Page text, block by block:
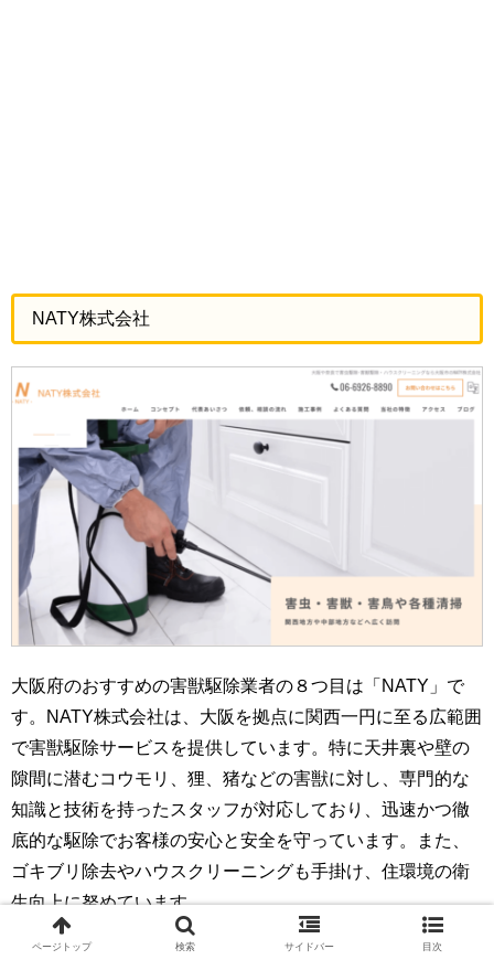
NATY株式会社
大阪府のおすすめの害獣駆除業者の８つ目は「NATY」で
す。NATY株式会社は、大阪を拠点に関西一円に至る広範囲
で害獣駆除サービスを提供しています。特に天井裏や壁の
隙間に潜むコウモリ、狸、猪などの害獣に対し、専門的な
知識と技術を持ったスタッフが対応しており、迅速かつ徹
底的な駆除でお客様の安心と安全を守っています。また、
ゴキブリ除去やハウスクリーニングも手掛け、住環境の衛
生向上に努めています。
ページトップ 検索 サイドバー 目次